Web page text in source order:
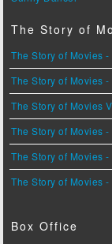
The Story of
The Story of Movies
The Story of Movies
The Story of Movies
The Story of Movies
The Story of Movies
The Story of Movies
Box Office